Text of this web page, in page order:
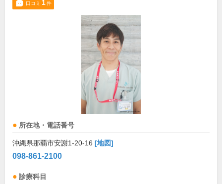
口コミ 1件
所在地・電話番号
沖縄県那覇市安謝1-20-16 [地図]
098-861-2100
診療科目